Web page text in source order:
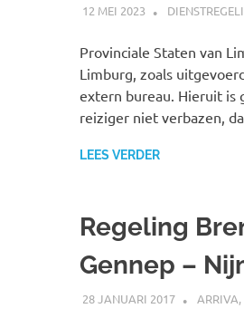
12 MEI 2023
Provinciale Staten van
Limburg, zoals
extern bureau. Hieruit is
reiziger niet verbazen,
LEES VERDER
Regeling
Gennep –
28 JANUARI 2017 JOHAN
ARRIVA,